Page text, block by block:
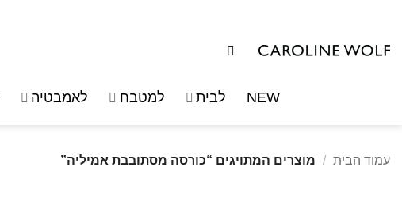
NEW לבית למטבח לאמבטיה
עמוד הבית / מוצרים המתויגים “כורסה מסתובבת אמיליה”